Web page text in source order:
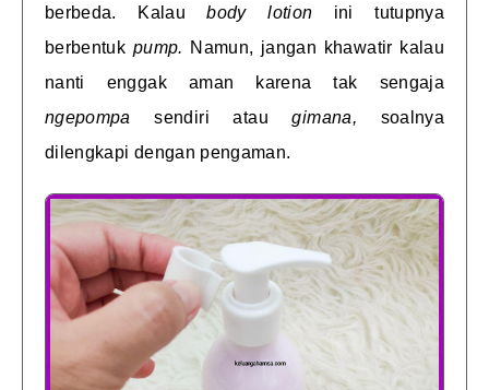
berbeda. Kalaubody lotion ini tutupnya
berbentuk pump. Namun, jangan khawatir kalau
nanti enggak aman karena tak sengaja
ngepompasendiri ataugimana, soalnya
dilengkapi dengan pengaman.